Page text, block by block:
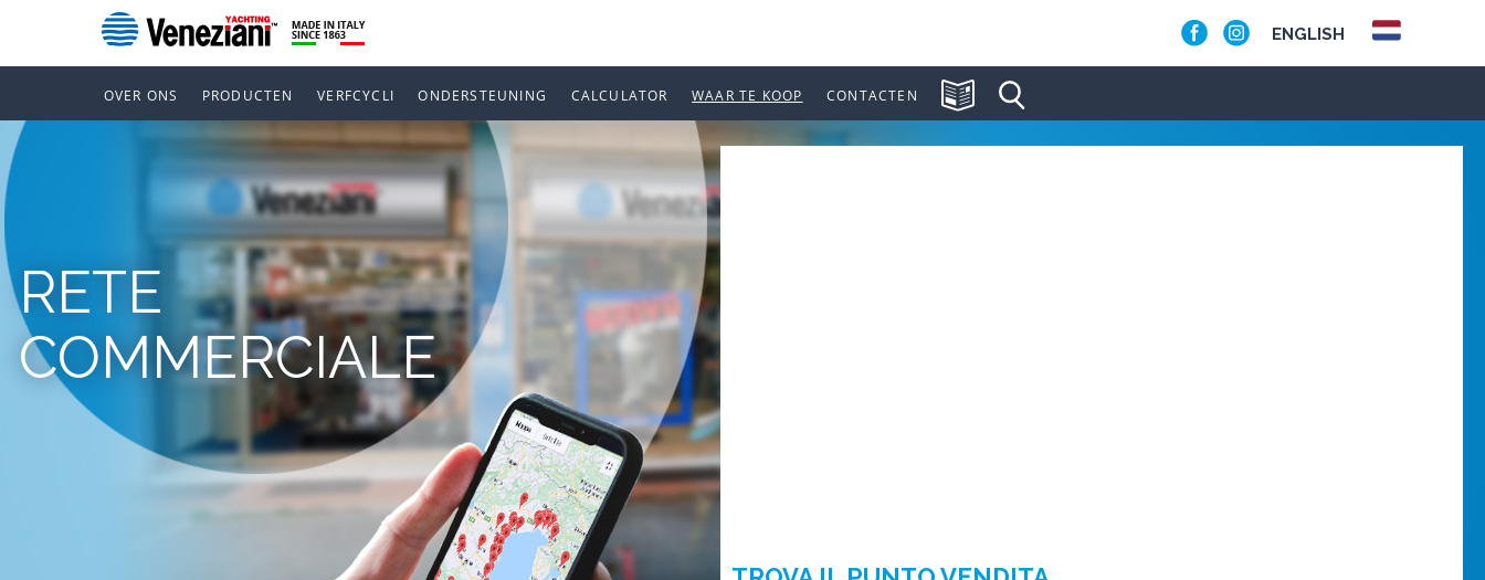
ENGLISH
OVER ONS PRODUCTEN VERFCYCLI ONDERSTEUNING CALCULATOR WAAR TE KOOP CONTACTEN
RETE
COMMERCIALE